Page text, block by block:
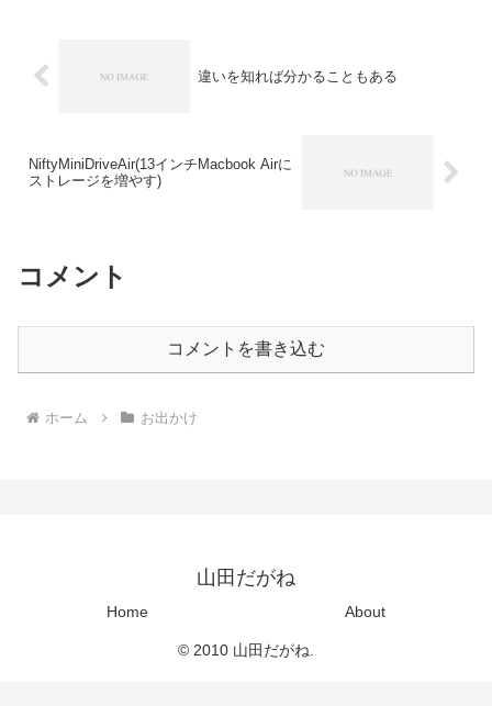
違いを知れば分かることもある
NiftyMiniDriveAir(13インチMacbook Airに
ストレージを増やす)
コメント
コメントを書き込む
ホーム お出かけ
山田だがね
Home About
© 2010 山田だがね.